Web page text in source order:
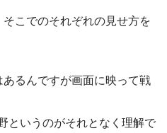
こでのそれぞれの見せ方を
るんですが画面に映って戦
というのがそれとなく理解で